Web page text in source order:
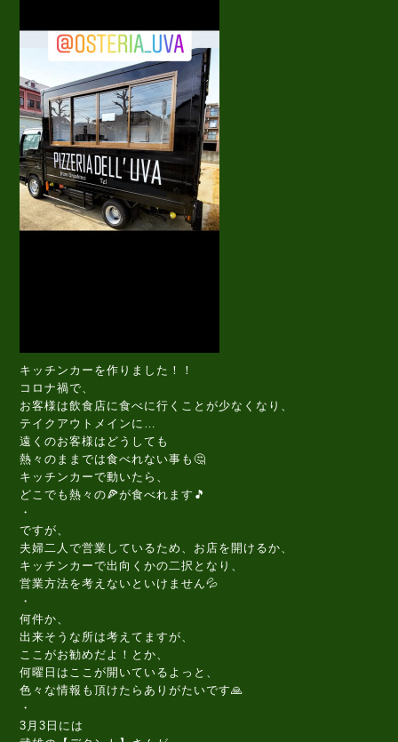
キッチンカーを作りました！！
コロナ禍で、
お客様は飲食店に食べに行くことが少なくなり、
テイクアウトメインに…
遠くのお客様はどうしても
熱々のままでは食べれない事も🤔
キッチンカーで動いたら、
どこでも熱々の🍕が食べれます🎵
・
ですが、
夫婦二人で営業しているため、お店を開けるか、
キッチンカーで出向くかの二択となり、
営業方法を考えないといけません💦
・
何件か、
出来そうな所は考えてますが、
ここがお勧めだよ！とか、
何曜日はここが開いているよっと、
色々な情報も頂けたらありがたいです🙏
・
3月3日には